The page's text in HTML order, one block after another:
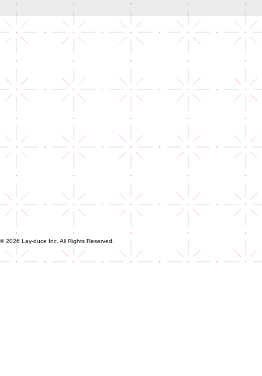
© 2026 Lay-duce Inc. All Rights Reserved.